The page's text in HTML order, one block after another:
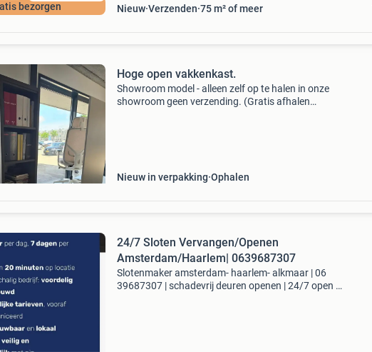
bezorgen Nieuw Verzenden 75 m² of meer
Hoge open vakkenkast.
Showroom model - alleen zelf op te halen in onze
showroom geen verzending. (Gratis afhalen
Nieuw in verpakking Ophalen
24/7 Sloten Vervangen/Openen
Amsterdam/Haarlem| 0639687307
Slotenmaker amsterdam- haarlem- alkmaar | 06
39687307 | schadevrij deuren openen | 24/7 open -